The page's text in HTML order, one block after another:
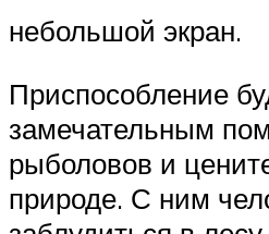
небольшой экран.
Приспособление
замечательным
рыболовов и
природе. С ним